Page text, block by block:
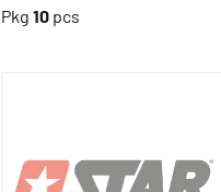
Pkg 10 pcs